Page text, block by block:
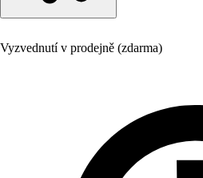
Vyzvednutí v prodejně (zdarma)